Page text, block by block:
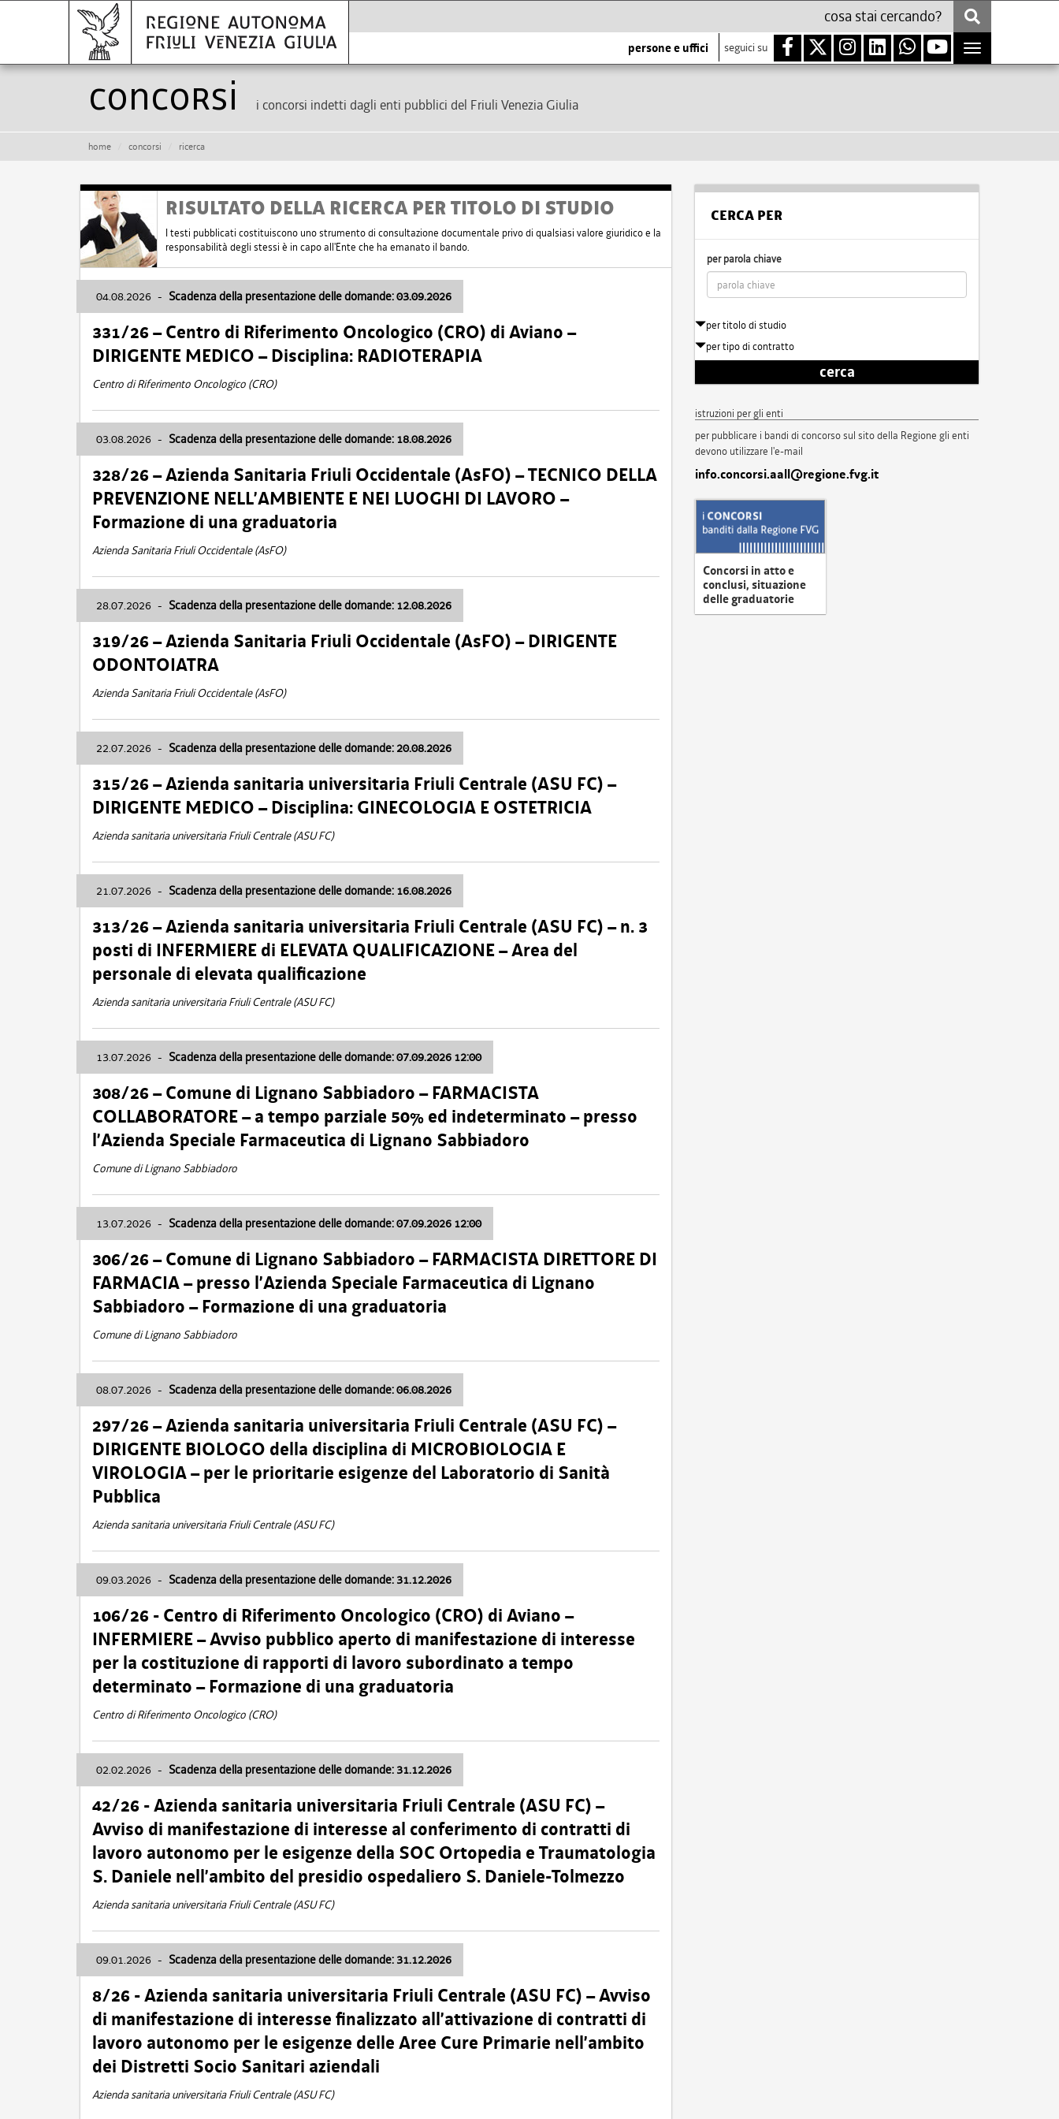
persone e uffici seguici su
Toggle
navigation
Concorsi i concorsi indetti dagli enti pubblici del Friuli Venezia Giulia
home concorsi ricerca
RISULTATO DELLA RICERCA PER TITOLO DI STUDIO
I testi pubblicati costituiscono uno strumento di consultazione documentale privo di qualsiasi valore giuridico e la
responsabilità degli stessi è in capo all'Ente che ha emanato il bando.
04.08.2026 - Scadenza della presentazione delle domande: 03.09.2026
331/26 – Centro di Riferimento Oncologico (CRO) di Aviano –
DIRIGENTE MEDICO – Disciplina: RADIOTERAPIA
Centro di Riferimento Oncologico (CRO)
03.08.2026 - Scadenza della presentazione delle domande: 18.08.2026
328/26 – Azienda Sanitaria Friuli Occidentale (AsFO) – TECNICO DELLA
PREVENZIONE NELL’AMBIENTE E NEI LUOGHI DI LAVORO –
Formazione di una graduatoria
Azienda Sanitaria Friuli Occidentale (AsFO)
28.07.2026 - Scadenza della presentazione delle domande: 12.08.2026
319/26 – Azienda Sanitaria Friuli Occidentale (AsFO) – DIRIGENTE
ODONTOIATRA
Azienda Sanitaria Friuli Occidentale (AsFO)
22.07.2026 - Scadenza della presentazione delle domande: 20.08.2026
315/26 – Azienda sanitaria universitaria Friuli Centrale (ASU FC) –
DIRIGENTE MEDICO – Disciplina: GINECOLOGIA E OSTETRICIA
Azienda sanitaria universitaria Friuli Centrale (ASU FC)
21.07.2026 - Scadenza della presentazione delle domande: 16.08.2026
313/26 – Azienda sanitaria universitaria Friuli Centrale (ASU FC) – n. 3
posti di INFERMIERE di ELEVATA QUALIFICAZIONE – Area del
personale di elevata qualificazione
Azienda sanitaria universitaria Friuli Centrale (ASU FC)
13.07.2026 - Scadenza della presentazione delle domande: 07.09.2026 12:00
308/26 – Comune di Lignano Sabbiadoro – FARMACISTA
COLLABORATORE – a tempo parziale 50% ed indeterminato – presso
l’Azienda Speciale Farmaceutica di Lignano Sabbiadoro
Comune di Lignano Sabbiadoro
13.07.2026 - Scadenza della presentazione delle domande: 07.09.2026 12:00
306/26 – Comune di Lignano Sabbiadoro – FARMACISTA DIRETTORE DI
FARMACIA – presso l’Azienda Speciale Farmaceutica di Lignano
Sabbiadoro – Formazione di una graduatoria
Comune di Lignano Sabbiadoro
08.07.2026 - Scadenza della presentazione delle domande: 06.08.2026
297/26 – Azienda sanitaria universitaria Friuli Centrale (ASU FC) –
DIRIGENTE BIOLOGO della disciplina di MICROBIOLOGIA E
VIROLOGIA – per le prioritarie esigenze del Laboratorio di Sanità
Pubblica
Azienda sanitaria universitaria Friuli Centrale (ASU FC)
09.03.2026 - Scadenza della presentazione delle domande: 31.12.2026
106/26 - Centro di Riferimento Oncologico (CRO) di Aviano –
INFERMIERE – Avviso pubblico aperto di manifestazione di interesse
per la costituzione di rapporti di lavoro subordinato a tempo
determinato – Formazione di una graduatoria
Centro di Riferimento Oncologico (CRO)
02.02.2026 - Scadenza della presentazione delle domande: 31.12.2026
42/26 - Azienda sanitaria universitaria Friuli Centrale (ASU FC) –
Avviso di manifestazione di interesse al conferimento di contratti di
lavoro autonomo per le esigenze della SOC Ortopedia e Traumatologia
S. Daniele nell’ambito del presidio ospedaliero S. Daniele-Tolmezzo
Azienda sanitaria universitaria Friuli Centrale (ASU FC)
09.01.2026 - Scadenza della presentazione delle domande: 31.12.2026
8/26 - Azienda sanitaria universitaria Friuli Centrale (ASU FC) – Avviso
di manifestazione di interesse finalizzato all’attivazione di contratti di
lavoro autonomo per le esigenze delle Aree Cure Primarie nell’ambito
dei Distretti Socio Sanitari aziendali
Azienda sanitaria universitaria Friuli Centrale (ASU FC)
CERCA PER
per parola chiave
per titolo di studio
per tipo di contratto
cerca
istruzioni per gli enti
per pubblicare i bandi di concorso sul sito della Regione gli enti
devono utilizzare l'e-mail
info.concorsi.aall@regione.fvg.it
Concorsi in atto e
conclusi, situazione
delle graduatorie